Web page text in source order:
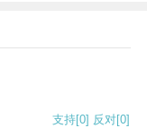
支持[0] 反对[0]